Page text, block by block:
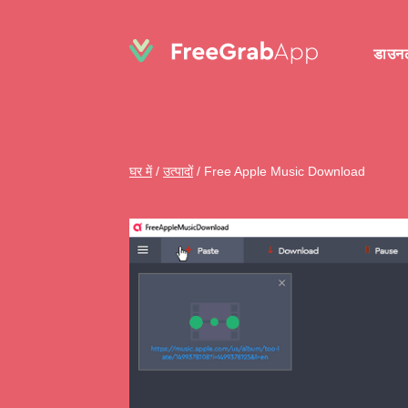
घर में/ उत्पादों/ Free Apple Music Download